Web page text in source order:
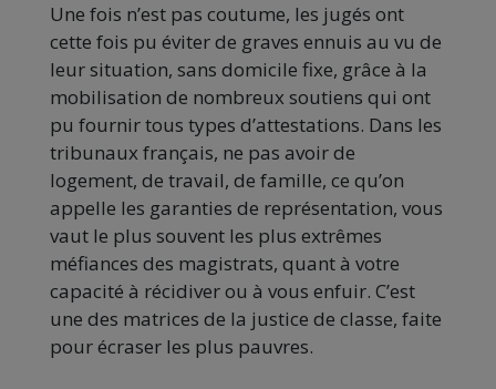
Une fois n’est pas coutume, les jugés ont
cette fois pu éviter de graves ennuis au vu de
leur situation, sans domicile fixe, grâce à la
mobilisation de nombreux soutiens qui ont
pu fournir tous types d’attestations. Dans les
tribunaux français, ne pas avoir de
logement, de travail, de famille, ce qu’on
appelle les garanties de représentation, vous
vaut le plus souvent les plus extrêmes
méfiances des magistrats, quant à votre
capacité à récidiver ou à vous enfuir. C’est
une des matrices de la justice de classe, faite
pour écraser les plus pauvres.